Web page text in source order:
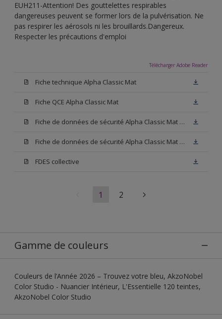
EUH211-Attention! Des gouttelettes respirables
dangereuses peuvent se former lors de la pulvérisation. Ne
pas respirer les aérosols ni les brouillards.Dangereux.
Respecter les précautions d'emploi
Télécharger Adobe Reader
Fiche technique Alpha Classic Mat
Fiche QCE Alpha Classic Mat
Fiche de données de sécurité Alpha Classic Mat Base N00
Fiche de données de sécurité Alpha Classic Mat Base W05
FDES collective
1 2
Gamme de couleurs
Couleurs de l’Année 2026 – Trouvez votre bleu, AkzoNobel
Color Studio - Nuancier Intérieur, L'Essentielle 120 teintes,
AkzoNobel Color Studio